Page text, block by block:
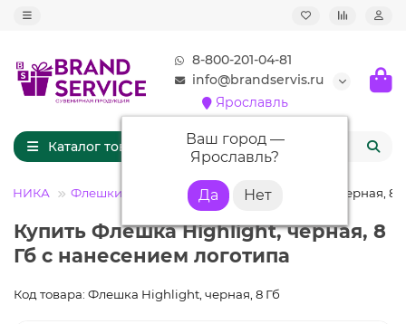
8-800-201-04-81
info@brandservis.ru
Ярославль
Ваш город —
Ярославль?
Каталог товаров
Флешки с логотипом Флешка Highlight, черная, 8
Купить Флешка Highlight, черная, 8
Гб с нанесением логотипа
Код товара: Флешка Highlight, черная, 8 Гб